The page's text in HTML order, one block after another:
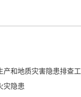
产和地质灾害隐患排查
灾隐患